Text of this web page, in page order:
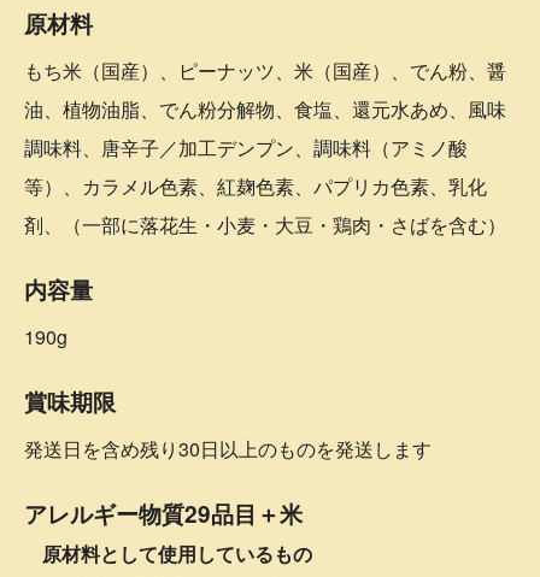
原材料
もち米（国産）、ピーナッツ、米（国産）、でん粉、醤
油、植物油脂、でん粉分解物、食塩、還元水あめ、風味
調味料、唐辛子／加工デンプン、調味料（アミノ酸
等）、カラメル色素、紅麹色素、パプリカ色素、乳化
剤、（一部に落花生・小麦・大豆・鶏肉・さばを含む）
内容量
190g
賞味期限
発送日を含め残り30日以上のものを発送します
アレルギー物質29品目＋米
原材料として使用しているもの